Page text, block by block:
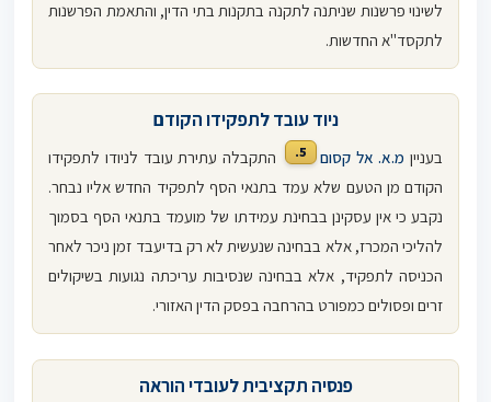
לשינוי פרשנות שניתנה לתקנה בתקנות בתי הדין, והתאמת הפרשנות
לתקסד"א החדשות.
ניוד עובד לתפקידו הקודם
בעניין מ.א. אל קסום 5.
התקבלה עתירת עובד לניודו לתפקידו
הקודם מן הטעם שלא עמד בתנאי הסף לתפקיד החדש אליו נבחר.
נקבע כי אין עסקינן בבחינת עמידתו של מועמד בתנאי הסף בסמוך
להליכי המכרז, אלא בבחינה שנעשית לא רק בדיעבד זמן ניכר לאחר
הכניסה לתפקיד, אלא בבחינה שנסיבות עריכתה נגועות בשיקולים
זרים ופסולים כמפורט בהרחבה בפסק הדין האזורי.
פנסיה תקציבית לעובדי הוראה